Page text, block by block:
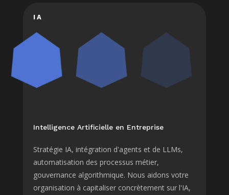
IA
Intelligence Artificielle en Entreprise
Stratégie IA, intégration d'agents et de LLMs,
automatisation des processus métier,
gouvernance algorithmique. Nous aidons votre
organisation à capitaliser concrètement sur l'IA,